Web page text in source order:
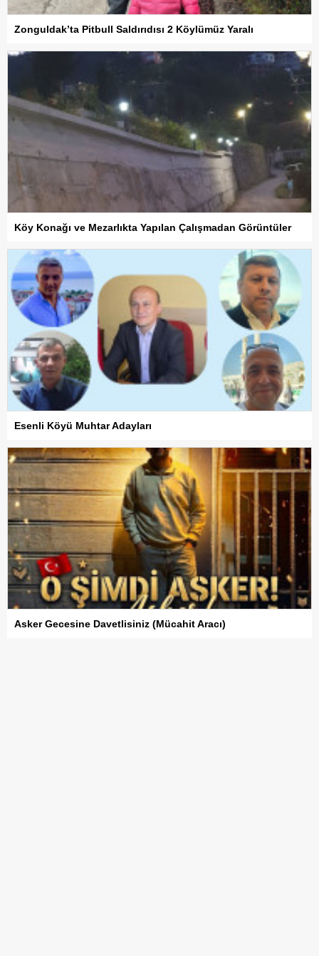
Zonguldak’ta Pitbull Saldırıdısı 2 Köylümüz Yaralı
Köy Konağı ve Mezarlıkta Yapılan Çalışmadan Görüntüler
Esenli Köyü Muhtar Adayları
Asker Gecesine Davetlisiniz (Mücahit Aracı)